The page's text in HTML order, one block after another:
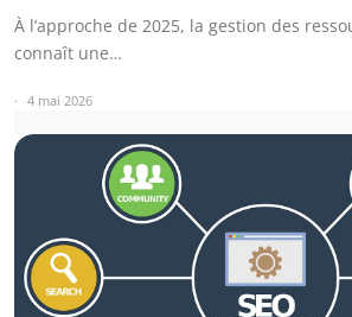
À l’approche de 2025, la gestion des
connaît une…
4 mai 2026